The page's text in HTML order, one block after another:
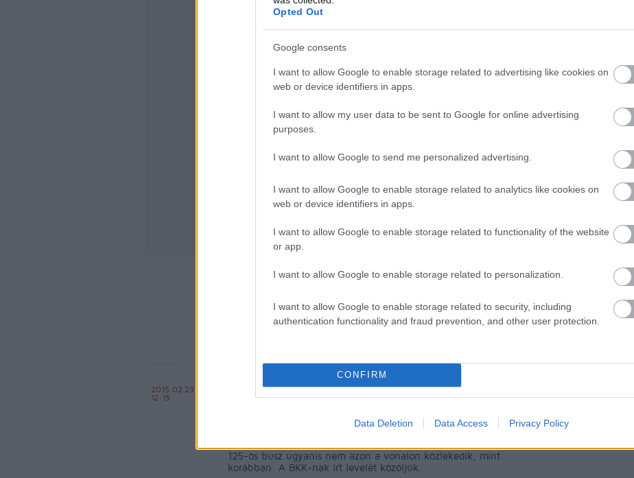
Opted Out
Google consents
I want to allow Google to enable storage related to advertising like cookies on
web or device identifiers in apps.
I want to allow my user data to be sent to Google for online advertising
purposes.
I want to allow Google to send me personalized advertising.
I want to allow Google to enable storage related to analytics like cookies on
web or device identifiers in apps.
I want to allow Google to enable storage related to functionality of the website
or app.
I want to allow Google to enable storage related to personalization.
I want to allow Google to enable storage related to security, including
authentication functionality and fraud prevention, and other user protection.
CONFIRM
Data Deletion Data Access Privacy Policy
Tetszik
Miért jár másfelé a busz?
2015.02.23
12:15
Erre a kérdésre vár választ a BKK-tól olvasónk, Zsolt, aki a
125-ös busz ugyanis nem azon a vonalon közlekedik, mint
korábban. A BKK-nak írt levelét közöljük.